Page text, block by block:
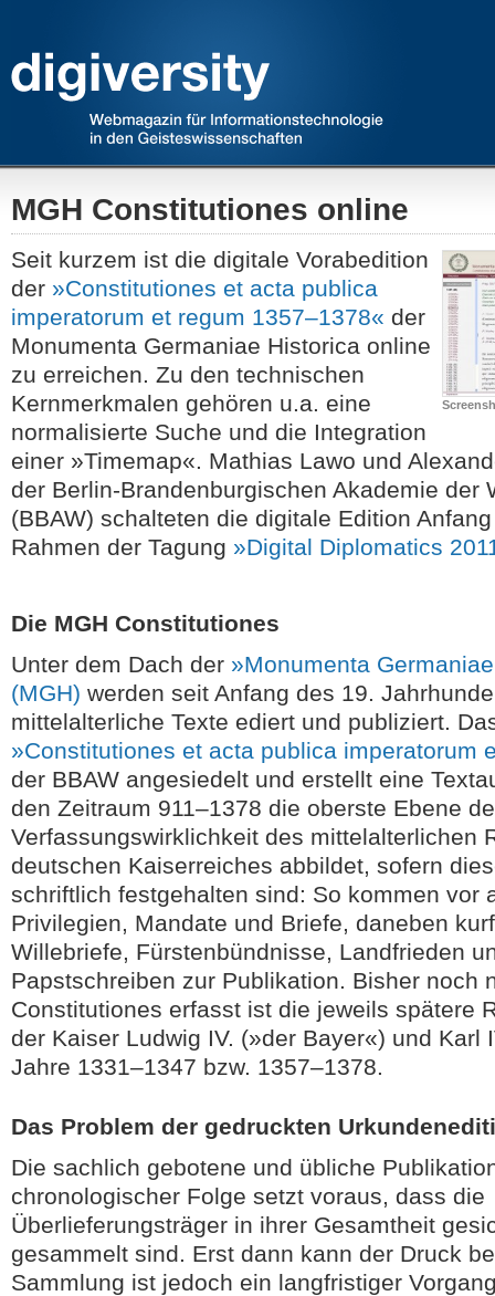
MGH Constitutiones online
Seit kurzem ist die digitale Vorabedition
der »Constitutiones et acta publica
imperatorum et regum 1357–1378« der
Monumenta Germaniae Historica online
zu erreichen. Zu den technischen
Kernmerkmalen gehören u.a. eine
normalisierte Suche und die Integration
einer »Timemap«. Mathias Lawo und
der Berlin-Brandenburgischen Akademie der
(BBAW) schalteten die digitale Edition
Rahmen der Tagung »Digital Diplomatics
Die MGH Constitutiones
Unter dem Dach der »Monumenta
(MGH) werden seit Anfang des 19.
mittelalterliche Texte ediert und publiziert.
»Constitutiones et acta publica imperatorum
der BBAW angesiedelt und erstellt eine
den Zeitraum 911–1378 die oberste Ebene
Verfassungswirklichkeit des mittelalterlichen
deutschen Kaiserreiches abbildet, sofern
schriftlich festgehalten sind: So kommen vor
Privilegien, Mandate und Briefe, daneben
Willebriefe, Fürstenbündnisse, Landfrieden
Papstschreiben zur Publikation. Bisher noch
Constitutiones erfasst ist die jeweils spätere
der Kaiser Ludwig IV. (»der Bayer«) und Karl
Jahre 1331–1347 bzw. 1357–1378.
Das Problem der gedruckten
Die sachlich gebotene und übliche
chronologischer Folge setzt voraus, dass die
Überlieferungsträger in ihrer Gesamtheit
gesammelt sind. Erst dann kann der Druck
Sammlung ist jedoch ein langfristiger